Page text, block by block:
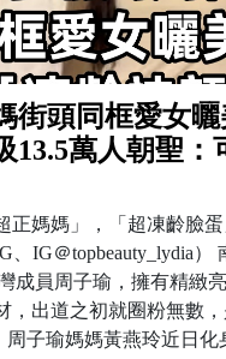
街頭同框愛女
13.5萬人朝聖：
正媽媽」，「超凍齡臉
、IG＠topbeauty_lydia）
成員周子瑜，擁有精緻
，出道之初就圈粉無數
子瑜媽媽黃燕玲近日化